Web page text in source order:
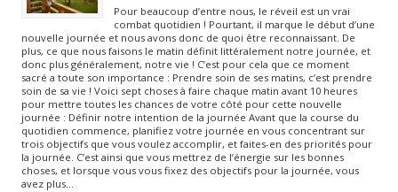
Pour beaucoup d’entre nous, le réveil est un vrai
combat quotidien ! Pourtant, il marque le début d’une
nouvelle journée et nous avons donc de quoi être reconnaissant. De
plus, ce que nous faisons le matin définit littéralement notre journée, et
donc plus généralement, notre vie ! C’est pour cela que ce moment
sacré a toute son importance : Prendre soin de ses matins, c’est prendre
soin de sa vie ! Voici sept choses à faire chaque matin avant 10 heures
pour mettre toutes les chances de votre côté pour cette nouvelle
journée : Définir notre intention de la journée Avant que la course du
quotidien commence, planifiez votre journée en vous concentrant sur
trois objectifs que vous voulez accomplir, et faites-en des priorités pour
la journée. C’est ainsi que vous mettrez de l’énergie sur les bonnes
choses, et lorsque vous vous fixez des objectifs pour la journée, vous
avez plus…